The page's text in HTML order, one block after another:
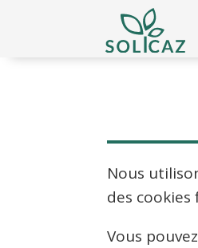
Nous
des
Vous